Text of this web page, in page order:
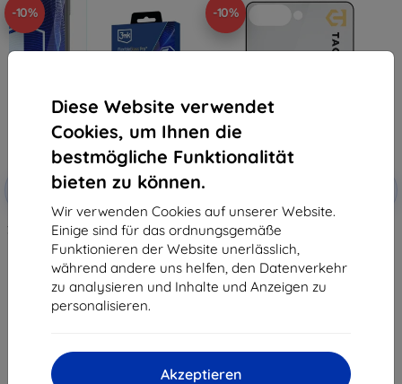
Diese Website verwendet
Cookies, um Ihnen die
bestmögliche Funktionalität
bieten zu können.
Wir verwenden Cookies auf unserer Website.
Einige sind für das ordnungsgemäße
Funktionieren der Website unerlässlich,
während andere uns helfen, den Datenverkehr
zu analysieren und Inhalte und Anzeigen zu
personalisieren.
Akzeptieren
-10%
Rabatt
mit
Gutschein
EXTRA10
3mk FlexibleGlass Pro Hybridglas
für Samsung Galaxy Z Fold 8
Ultra
26,91 €
24,22 €
-10%
Gutschein
Tactical Glass Shield 5D für
Samsung Galaxy Z Flip 8,
schwarz, außen, 57983130475
10,90 €
9,81 €